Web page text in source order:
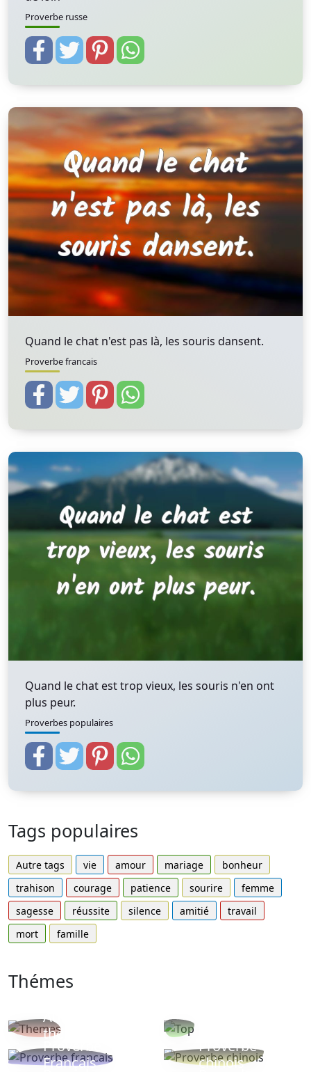
Proverbe russe
Quand le chat n'est pas là, les souris dansent.
Proverbe francais
Quand le chat est trop vieux, les souris n'en ont
plus peur.
Proverbes populaires
Tags populaires
Autre tags vie amour mariage
bonheur
trahison
courage patience sourire
femme
sagesse
réussite silence amitié
travail
mort
famille
Thémes
Autres
thèmes
Proverbe
Français
Proverbe
chinois